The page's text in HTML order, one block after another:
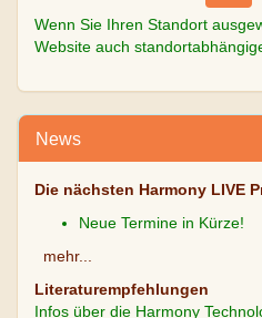
Wenn Sie Ihren Standort
Website auch
News
Die nächsten Harmony LIVE
Neue Termine in Kürze!
mehr...
Literaturempfehlungen
Infos über die Harmony